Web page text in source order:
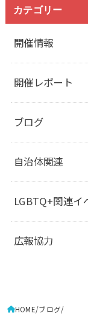
カテゴリー
開催情報
開催レポート
ブログ
自治体関連
LGBTQ+関連イ
広報協力
HOME ブログ